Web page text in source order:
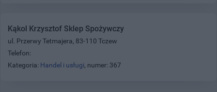
Kąkol Krzysztof Sklep Spożywczy
ul. Przerwy Tetmajera, 83-110 Tczew
Telefon:
Kategoria: Handel i usługi, numer: 367